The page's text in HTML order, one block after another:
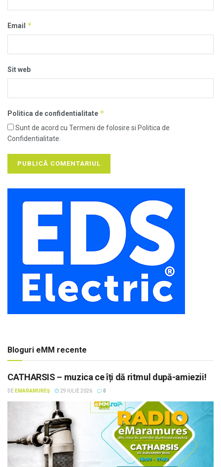
Email *
Sit web
Politica de confidentialitate *
Sunt de acord cu Termeni de folosire si Politica de
Confidentialitate.
Bloguri eMM recente
CATHARSIS – muzica ce îți dă ritmul după-amiezii!
DE EMARAMUREȘ 29 IULIE 2026 0